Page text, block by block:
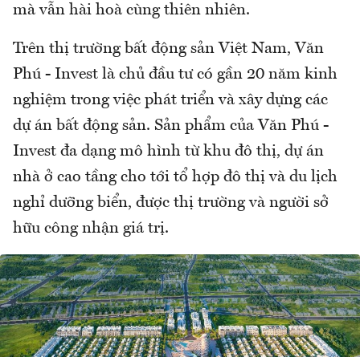
mà vẫn hài hoà cùng thiên nhiên.
Trên thị trường bất động sản Việt Nam, Văn
Phú - Invest là chủ đầu tư có gần 20 năm kinh
nghiệm trong việc phát triển và xây dựng các
dự án bất động sản. Sản phẩm của Văn Phú -
Invest đa dạng mô hình từ khu đô thị, dự án
nhà ở cao tầng cho tới tổ hợp đô thị và du lịch
nghỉ dưỡng biển, được thị trường và người sở
hữu công nhận giá trị.